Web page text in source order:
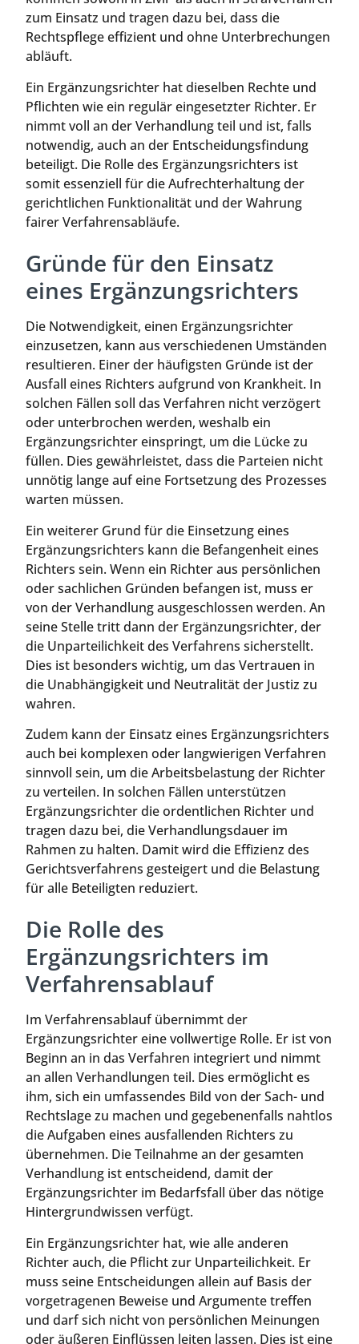
zum Einsatz und tragen dazu bei, dass die
Rechtspflege effizient und ohne Unterbrechungen
abläuft.
Ein Ergänzungsrichter hat dieselben Rechte und
Pflichten wie ein regulär eingesetzter Richter. Er
nimmt voll an der Verhandlung teil und ist, falls
notwendig, auch an der Entscheidungsfindung
beteiligt. Die Rolle des Ergänzungsrichters ist
somit essenziell für die Aufrechterhaltung der
gerichtlichen Funktionalität und der Wahrung
fairer Verfahrensabläufe.
Gründe für den Einsatz
eines Ergänzungsrichters
Die Notwendigkeit, einen Ergänzungsrichter
einzusetzen, kann aus verschiedenen Umständen
resultieren. Einer der häufigsten Gründe ist der
Ausfall eines Richters aufgrund von Krankheit. In
solchen Fällen soll das Verfahren nicht verzögert
oder unterbrochen werden, weshalb ein
Ergänzungsrichter einspringt, um die Lücke zu
füllen. Dies gewährleistet, dass die Parteien nicht
unnötig lange auf eine Fortsetzung des Prozesses
warten müssen.
Ein weiterer Grund für die Einsetzung eines
Ergänzungsrichters kann die Befangenheit eines
Richters sein. Wenn ein Richter aus persönlichen
oder sachlichen Gründen befangen ist, muss er
von der Verhandlung ausgeschlossen werden. An
seine Stelle tritt dann der Ergänzungsrichter, der
die Unparteilichkeit des Verfahrens sicherstellt.
Dies ist besonders wichtig, um das Vertrauen in
die Unabhängigkeit und Neutralität der Justiz zu
wahren.
Zudem kann der Einsatz eines Ergänzungsrichters
auch bei komplexen oder langwierigen Verfahren
sinnvoll sein, um die Arbeitsbelastung der Richter
zu verteilen. In solchen Fällen unterstützen
Ergänzungsrichter die ordentlichen Richter und
tragen dazu bei, die Verhandlungsdauer im
Rahmen zu halten. Damit wird die Effizienz des
Gerichtsverfahrens gesteigert und die Belastung
für alle Beteiligten reduziert.
Die Rolle des
Ergänzungsrichters im
Verfahrensablauf
Im Verfahrensablauf übernimmt der
Ergänzungsrichter eine vollwertige Rolle. Er ist von
Beginn an in das Verfahren integriert und nimmt
an allen Verhandlungen teil. Dies ermöglicht es
ihm, sich ein umfassendes Bild von der Sach- und
Rechtslage zu machen und gegebenenfalls nahtlos
die Aufgaben eines ausfallenden Richters zu
übernehmen. Die Teilnahme an der gesamten
Verhandlung ist entscheidend, damit der
Ergänzungsrichter im Bedarfsfall über das nötige
Hintergrundwissen verfügt.
Ein Ergänzungsrichter hat, wie alle anderen
Richter auch, die Pflicht zur Unparteilichkeit. Er
muss seine Entscheidungen allein auf Basis der
vorgetragenen Beweise und Argumente treffen
und darf sich nicht von persönlichen Meinungen
oder äußeren Einflüssen leiten lassen. Dies ist eine